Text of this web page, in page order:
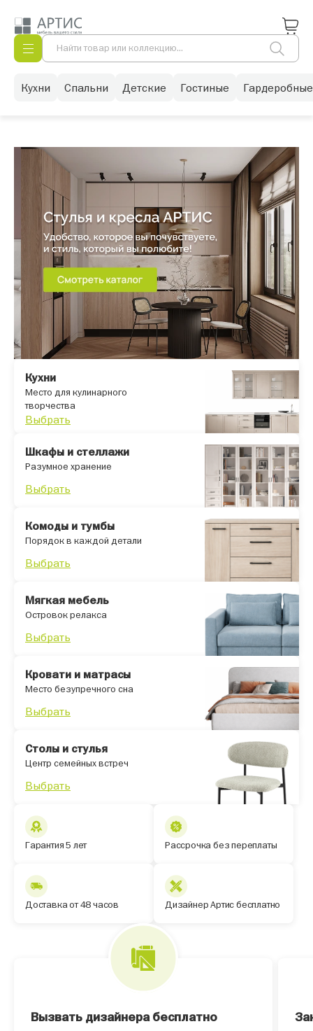
Кухни Спальни Детские Гостиные Гардеробные
Кухни
Место для кулинарного
творчества
Выбрать
Шкафы и стеллажи
Разумное хранение
Выбрать
Комоды и тумбы
Порядок в каждой детали
Выбрать
Мягкая мебель
Островок релакса
Выбрать
Кровати и матрасы
Место безупречного сна
Выбрать
Столы и стулья
Центр семейных встреч
Выбрать
Гарантия 5 лет Рассрочка без переплаты
Доставка от 48 часов Дизайнер Артис бесплатно
Вызвать дизайнера бесплатно